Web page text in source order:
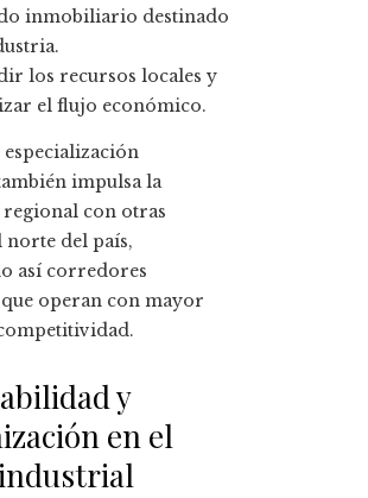
inmobiliario destinado
los recursos locales y
el flujo económico.
impulsa la
con otras
norte del país,
así corredores
operan con mayor
y
en el